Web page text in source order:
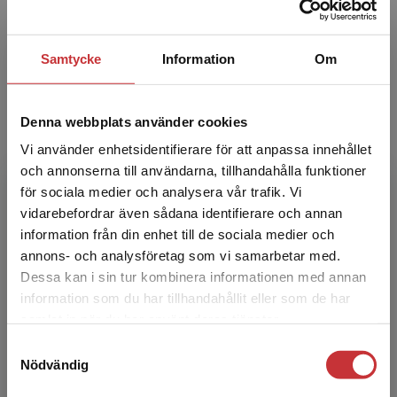
Samtycke Information Om
Denna webbplats använder cookies
Vi använder enhetsidentifierare för att anpassa innehållet
och annonserna till användarna, tillhandahålla funktioner
för sociala medier och analysera vår trafik. Vi
vidarebefordrar även sådana identifierare och annan
information från din enhet till de sociala medier och
annons- och analysföretag som vi samarbetar med.
Dessa kan i sin tur kombinera informationen med annan
information som du har tillhandahållit eller som de har
Nödvändig
Begränsad fraktregion
Det verkar som att du besöker
studentlitteratur.se via en enhet utanför Sverige.
Vi erbjuder inte leveranser utanför Sverige. För
att kunna slutföra ett köp måste
uppdaterad om nya böcker, digitala produkter, och
aktuella mässor.